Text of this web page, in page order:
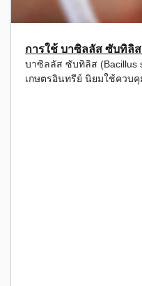
การใช้ บาซิลลัส ซับทิลิ
บาซิลลัส ซับทิลิส (Bacillus
เกษตรอินทรีย์ นิยมใช้ควบ